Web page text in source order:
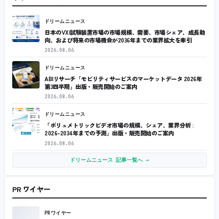
ドリームニュース
日本のVXI試験装置市場の市場規模、需要、市場シェア、成長動
向、および将来の市場機会が2036年までの業界拡大を牽引
2026.08.06
ドリームニュース
ABIリサーチ「モビリティサービスのマーケットデータ 2026年
第3四半期」出版・販売開始のご案内
2026.08.06
ドリームニュース
「ボリュメトリックビデオ市場の規模、シェア、業界分析 :
2026-2034年までの予測」出版・販売開始のご案内
2026.08.06
ドリームニュース 記事一覧へ →
PR ワイヤー
PRワイヤー